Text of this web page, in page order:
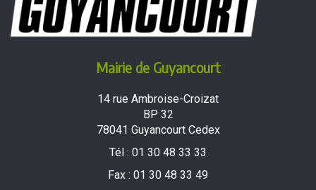
Mairie de Guyancourt
14 rue Ambroise-Croizat
BP 32
78041 Guyancourt Cedex
Tél : 01 30 48 33 33
Fax : 01 30 48 33 49